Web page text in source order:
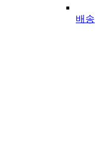
배송